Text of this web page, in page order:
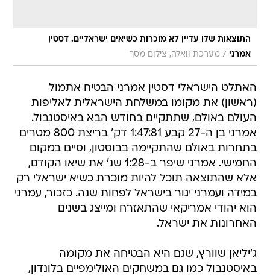
התוצאות שלו עדיין לא מוכרות כשיאים ישראליים. דסטין
אמרני / מערכת וואלה, צילום מסך
האתלט הישראלי דסטין אמרני הבטיח אתמול
(ראשון) את מקומו במשלחת הישראלית לאליפות
העולם באולם, שתתקיים בחודש הבא באיסטנבול.
אמרני בן ה-27 קבע 1:47:81 דק' בריצת 800 מטרים
בתחרות באולם שהתקיימה בבוסטון, וסיים במקום
החמישי. אמרני שיפר ב-1:28 שנ' את שיאו הקודם,
אלא שהתוצאה תוכל להיות מוכרת כשיא ישראלי רק
במידה ועמרני יגור בישראל לפחות שנה. כזכור, עמרני
הוא יהודי אמריקאי שהתאזרח ומייצג בשנים
האחרונות את ישראל.
ג'יליאן שוורץ, שגם היא הבטיחה את מקומה
באיסטנבול כמו גם במשחקים האולימפיים בלונדון,